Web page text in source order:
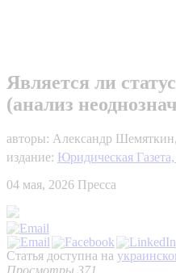
Является ли
(анализ
авторы: Александр
издание: Юридическая
04 мая, 2026 Пресса
Статья доступна на
Просмотры 371